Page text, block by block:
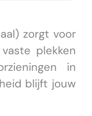
zorgt voor
plekken
in
blijft jouw